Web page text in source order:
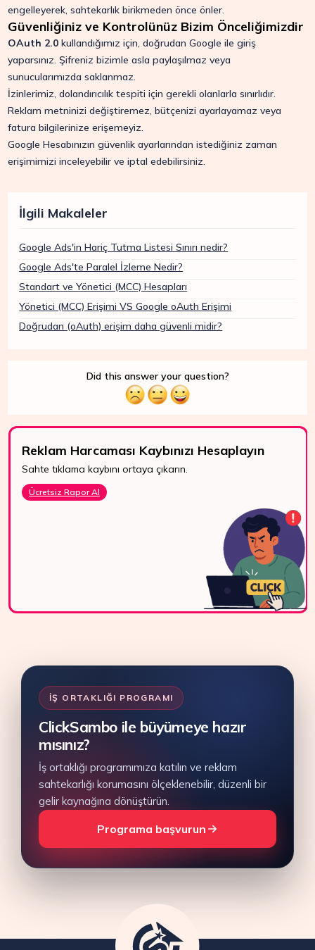
engelleyerek, sahtekarlık birikmeden önce önler.
Güvenliğiniz ve Kontrolünüz Bizim Önceliğimizdir
OAuth 2.0kullandığımız için, doğrudan Google ile giriş
yaparsınız. Şifreniz bizimle asla paylaşılmaz veya
sunucularımızda saklanmaz.
İzinlerimiz, dolandırıcılık tespiti için gerekli olanlarla sınırlıdır.
Reklam metninizi değiştiremez, bütçenizi ayarlayamaz veya
fatura bilgilerinize erişemeyiz.
Google Hesabınızın güvenlik ayarlarından istediğiniz zaman
erişimimizi inceleyebilir ve iptal edebilirsiniz.
İlgili Makaleler
Google Ads'in Hariç Tutma Listesi Sınırı nedir?
Google Ads'te Paralel İzleme Nedir?
Standart ve Yönetici (MCC) Hesapları
Yönetici (MCC) Erişimi VS Google oAuth Erişimi
Doğrudan (oAuth) erişim daha güvenli midir?
Did this answer your question?
Reklam Harcaması Kaybınızı Hesaplayın
Sahte tıklama kaybını ortaya çıkarın.
Ücretsiz Rapor Al
7/24 Destek
WhatsApp, canlı
İŞ ORTAKLIĞI PROGRAMI
ClickSambo ile büyümeye hazır
mısınız?
İş ortaklığı programımıza katılın ve reklam
sahtekarlığı korumasını ölçeklenebilir, düzenli bir
gelir kaynağına dönüştürün.
Programa başvurun